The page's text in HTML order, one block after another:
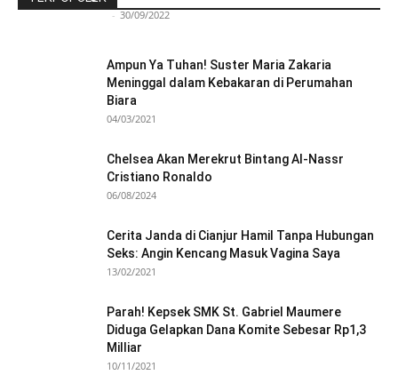
- 30/09/2022
Ampun Ya Tuhan! Suster Maria Zakaria
Meninggal dalam Kebakaran di Perumahan
Biara
04/03/2021
Chelsea Akan Merekrut Bintang Al-Nassr
Cristiano Ronaldo
06/08/2024
Cerita Janda di Cianjur Hamil Tanpa Hubungan
Seks: Angin Kencang Masuk Vagina Saya
13/02/2021
Parah! Kepsek SMK St. Gabriel Maumere
Diduga Gelapkan Dana Komite Sebesar Rp1,3
Milliar
10/11/2021